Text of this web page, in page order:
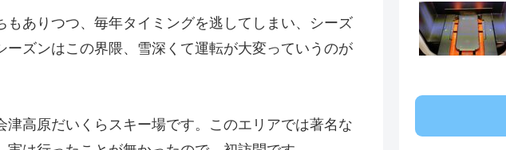
ありつつ、毎年タイミングを逃してしまい、シーズ
ズンはこの界隈、雪深くて運転が大変っていうのが
高原だいくらスキー場です。このエリアでは著名な